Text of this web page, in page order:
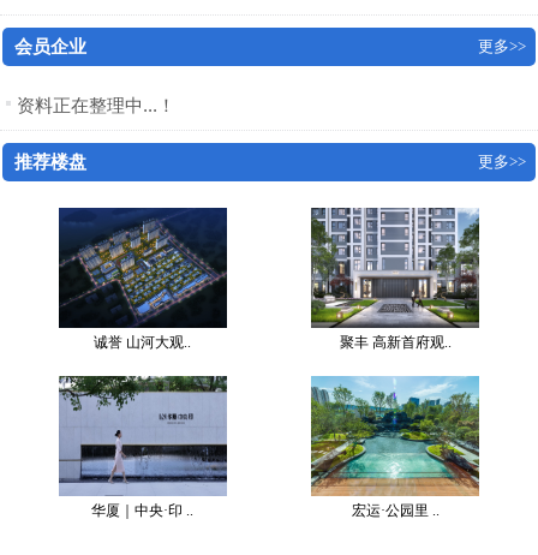
会员企业 更多>>
资料正在整理中...！
推荐楼盘 更多>>
诚誉 山河大观.. 聚丰 高新首府观..
华厦｜中央·印 .. 宏运·公园里 ..